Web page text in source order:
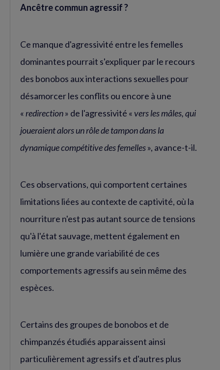
Ancêtre commun agressif ?
Ce manque d'agressivité entre les femelles
dominantes pourrait s'expliquer par le recours
des bonobos aux interactions sexuelles pour
désamorcer les conflits ou encore à une
«redirection» de l'agressivité «vers les mâles, qui
joueraient alors un rôle de tampon dans la
dynamique compétitive des femelles», avance-t-il.
Ces observations, qui comportent certaines
limitations liées au contexte de captivité, où la
nourriture n'est pas autant source de tensions
qu'à l'état sauvage, mettent également en
lumière une grande variabilité de ces
comportements agressifs au sein même des
espèces.
Certains des groupes de bonobos et de
chimpanzés étudiés apparaissent ainsi
particulièrement agressifs et d'autres plus